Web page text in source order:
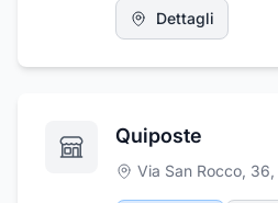
Dettagli
Quiposte
Via San Rocco, 36,